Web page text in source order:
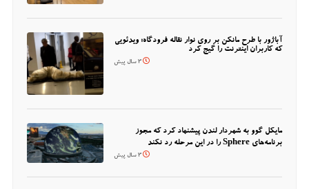
آباژور با طرح مانکن بر روی نوار نقاله فرودگاه؛ ویدئویی
که کاربران اینترنت را گیج کرد
3 سال پیش
مایکل گوو به شهردار لندن پیشنهاد کرد که مجوز
برنامه‌های Sphere را در این مرحله رد نکند
3 سال پیش